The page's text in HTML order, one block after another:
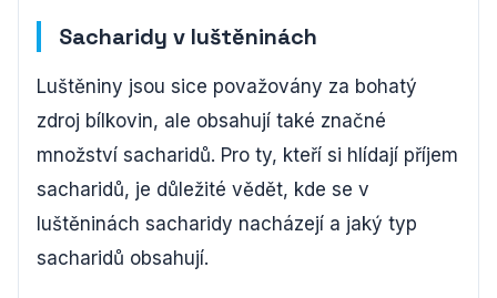
Sacharidy v luštěninách
Luštěniny jsou sice považovány za bohatý
zdroj bílkovin, ale obsahují také značné
množství sacharidů. Pro ty, kteří si hlídají příjem
sacharidů, je důležité vědět, kde se v
luštěninách sacharidy nacházejí a jaký typ
sacharidů obsahují.